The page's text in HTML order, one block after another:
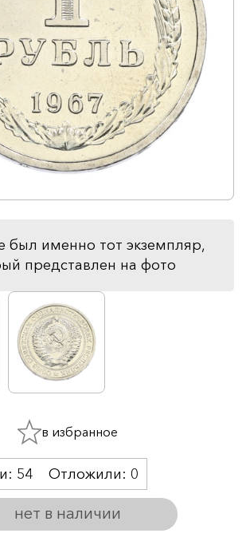
был именно тот экземпляр,
представлен на фото
нет в наличии
54 Отложили: 0
в избранное